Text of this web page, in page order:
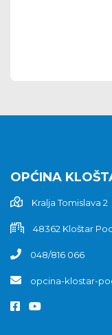
OPĆINA
Kralja Tomislava 2
48362 Kloštar
048/816 066
opcina-klostar-